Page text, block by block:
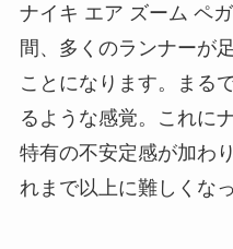
ナイキ エア ズーム ペ
間、多くのランナーが
ことになります。まる
るような感覚。これに
特有の不安定感が加わ
れまで以上に難しくな